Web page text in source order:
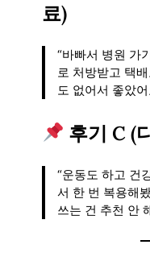
료)
“바빠서 병원 가
로 처방받고 택
도 없어서 좋았어
후기 C (
“운동도 하고 건
서 한 번 복용해
쓰는 건 추천 안